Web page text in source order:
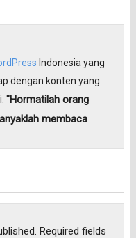
Indonesia yang
dengan konten yang
"Hormatilah orang
membaca
Required fields